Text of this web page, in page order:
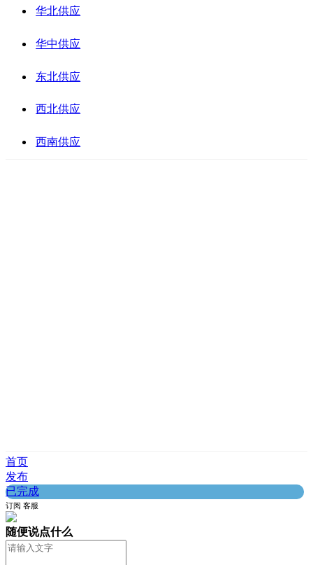
华北供应
华中供应
东北供应
西北供应
西南供应
首页
发布
已完成
订阅 客服
随便说点什么